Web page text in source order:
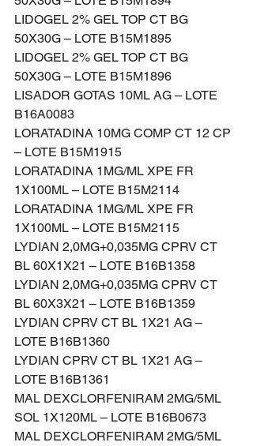
LIDOGEL 2% GEL TOP CT BG
50X30G – LOTE B15M1895
LIDOGEL 2% GEL TOP CT BG
50X30G – LOTE B15M1896
LISADOR GOTAS 10ML AG – LOTE
B16A0083
LORATADINA 10MG COMP CT 12 CP
– LOTE B15M1915
LORATADINA 1MG/ML XPE FR
1X100ML – LOTE B15M2114
LORATADINA 1MG/ML XPE FR
1X100ML – LOTE B15M2115
LYDIAN 2,0MG+0,035MG CPRV CT
BL 60X1X21 – LOTE B16B1358
LYDIAN 2,0MG+0,035MG CPRV CT
BL 60X3X21 – LOTE B16B1359
LYDIAN CPRV CT BL 1X21 AG –
LOTE B16B1360
LYDIAN CPRV CT BL 1X21 AG –
LOTE B16B1361
MAL DEXCLORFENIRAM 2MG/5ML
SOL 1X120ML – LOTE B16B0673
MAL DEXCLORFENIRAM 2MG/5ML